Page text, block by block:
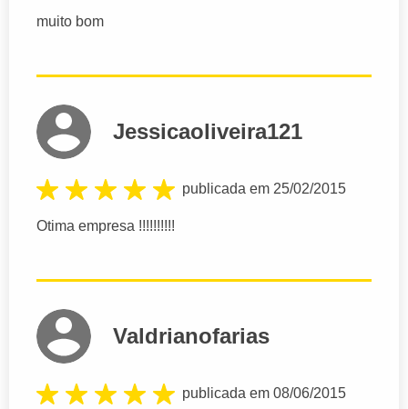
muito bom
Jessicaoliveira121
publicada em 25/02/2015
Otima empresa !!!!!!!!!!
Valdrianofarias
publicada em 08/06/2015